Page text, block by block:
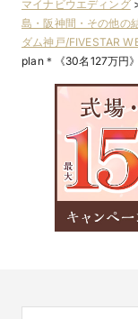
マイナビウエディング
島・阪神間・その他の
ダム神戸/FIVESTAR
plan＊《30名127万円